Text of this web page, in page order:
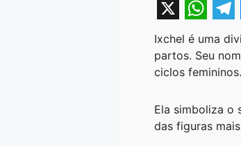
X
W
h
a
s
T
e
l
g
s
Ixchel é uma
partos. Seu
ciclos femininos.
Ela simboliza o
das figuras